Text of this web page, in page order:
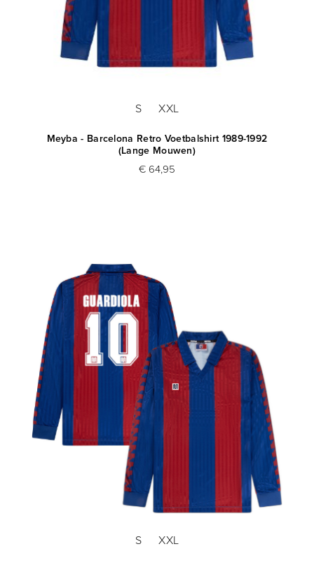
S XXL
Meyba - Barcelona Retro Voetbalshirt 1989-1992
(Lange Mouwen)
€ 64,95
S XXL